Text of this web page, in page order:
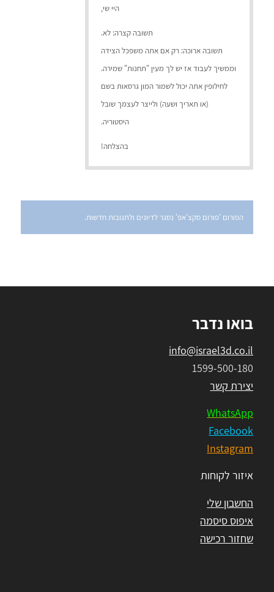
היי שי,
תשובה קצרה: לא.
תשובה ארוכה: רק אם אתה משפכל הצידה
וממשיך לעבוד אז יש לך מעין "תחנות" שמירה.
לחילופין אתה יכול לשמור המון גרסאות בשם
(או תאריך ושעה) ולייצר לעצמך שובל
היסטוריה.
בהצלחה!
הפורום 'פורום סקצ'אפ' נסגר לדיונים ולתגובות חדשות.
בואו נדבר
info@israel3d.co.il
1599-500-180
יצירת קשר
WhatsApp
Facebook
Instagram
איזור לקוחות
החשבון שלי
איפוס סיסמה
שחזור רכישה